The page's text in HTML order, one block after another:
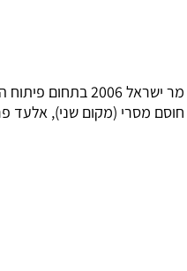
(מקום שני), אלעד פרמן